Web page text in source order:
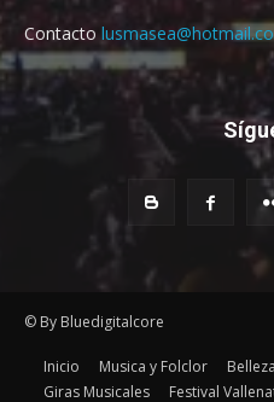
Contacto
© By Bluedigitalcore
Inicio Musica y Folclor
Giras Musicales
Festival